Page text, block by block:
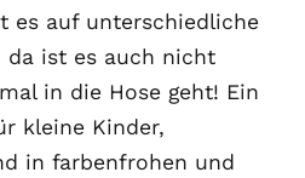
es auf unterschiedliche
da ist es auch nicht
in die Hose geht! Ein
kleine Kinder,
in farbenfrohen und